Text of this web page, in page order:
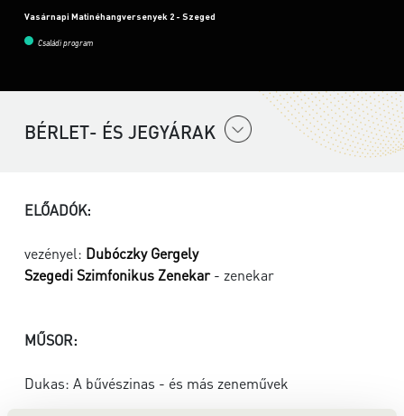
Vasárnapi Matinéhangversenyek 2 - Szeged
Családi program
BÉRLET- ÉS JEGYÁRAK
ELŐADÓK:
vezényel: Dubóczky Gergely
Szegedi Szimfonikus Zenekar- zenekar
MŰSOR:
Dukas: A bűvészinas - és más zeneművek